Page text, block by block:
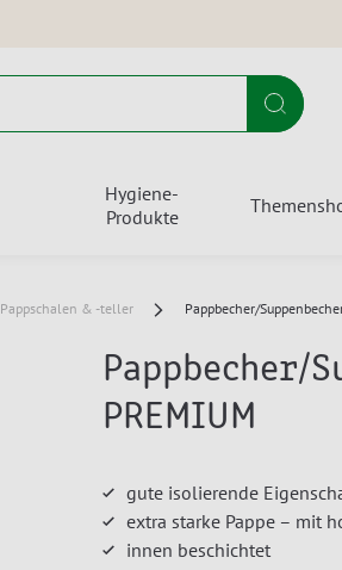
Suche
Hygiene-
Produkte
Pappschalen & -teller Pappbecher/
Pappbecher/
PREMIUM
gute isolierende
extra starke Pappe – mit
innen beschichtet